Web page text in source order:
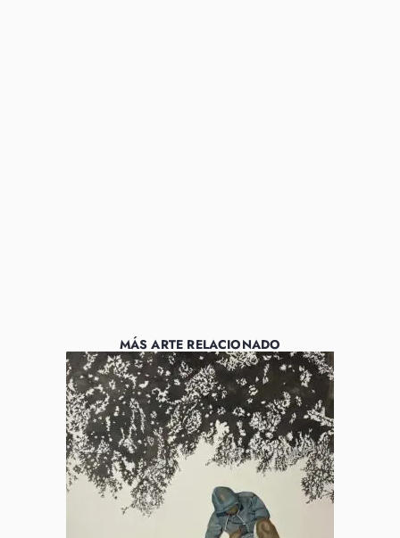
MÁS ARTE RELACIONADO